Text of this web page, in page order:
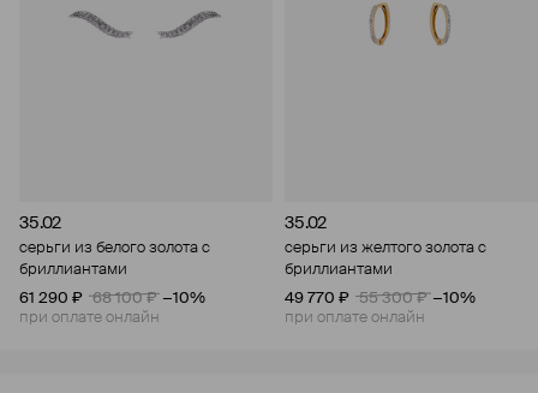
35.02
серьги из белого золота с
бриллиантами
61 290 ₽
68 100 ₽ −10%
при оплате онлайн
35.02
серьги из желтого золота с
бриллиантами
49 770 ₽
55 300 ₽ −10%
при оплате онлайн